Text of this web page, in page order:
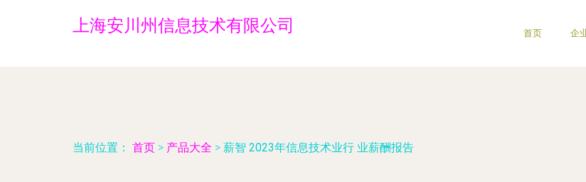
上海安川州信息技术有限公司 首页 企
当前位置： 首页 > 产品大全 > 薪智 2023年信息技术业行 业薪酬报告